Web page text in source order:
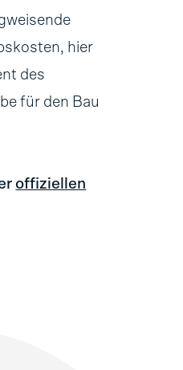
hier
des
für den Bau
offiziellen